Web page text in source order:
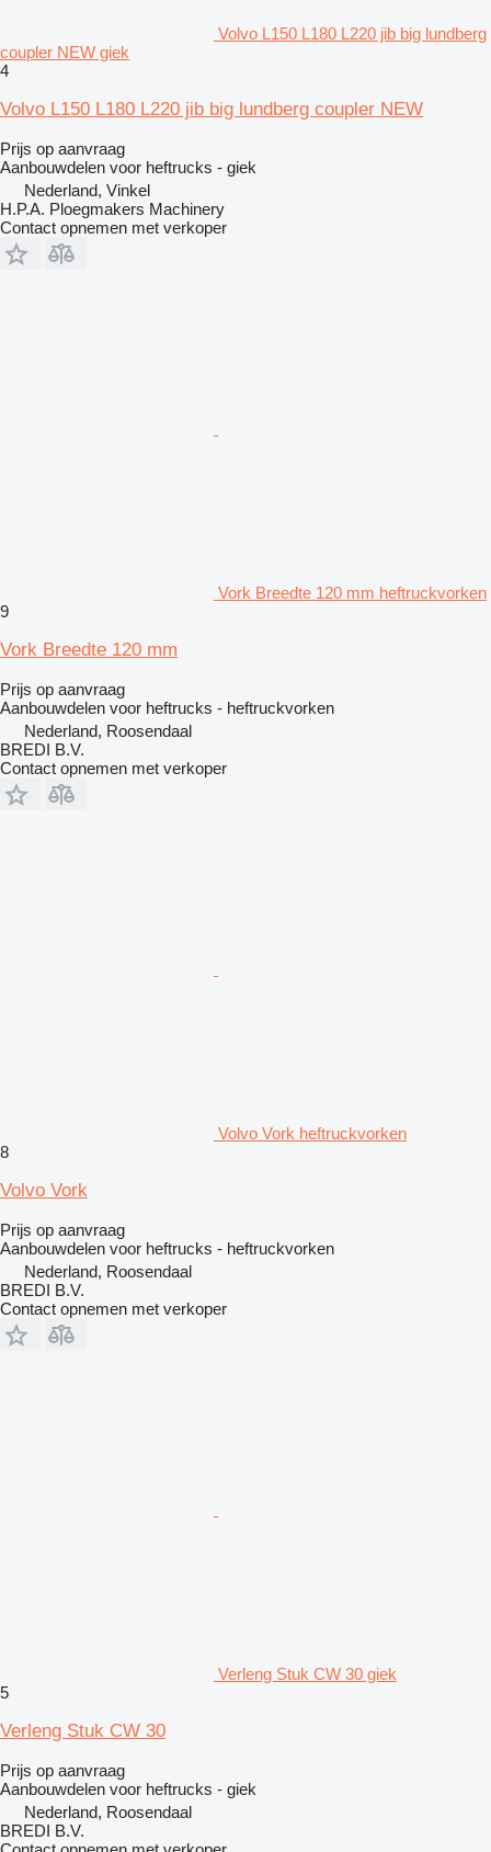
Volvo L150 L180 L220 jib big lundberg
coupler NEW giek
4
Volvo L150 L180 L220 jib big lundberg coupler NEW
Prijs op aanvraag
Aanbouwdelen voor heftrucks - giek
Nederland, Vinkel
H.P.A. Ploegmakers Machinery
Contact opnemen met verkoper
Vork Breedte 120 mm heftruckvorken
9
Vork Breedte 120 mm
Prijs op aanvraag
Aanbouwdelen voor heftrucks - heftruckvorken
Nederland, Roosendaal
BREDI B.V.
Contact opnemen met verkoper
Volvo Vork heftruckvorken
8
Volvo Vork
Prijs op aanvraag
Aanbouwdelen voor heftrucks - heftruckvorken
Nederland, Roosendaal
BREDI B.V.
Contact opnemen met verkoper
Verleng Stuk CW 30 giek
5
Verleng Stuk CW 30
Prijs op aanvraag
Aanbouwdelen voor heftrucks - giek
Nederland, Roosendaal
BREDI B.V.